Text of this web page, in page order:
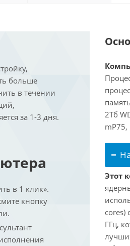
больше
в течении
за 1-3 дня.
в 1 клик».
кнопку
2Тб
mP75,
Этот
cores)
ГГц,